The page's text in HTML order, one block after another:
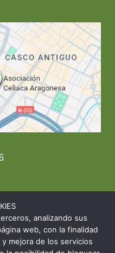
Teruel
analizando sus
web, con la finalidad
mejora de los servicios